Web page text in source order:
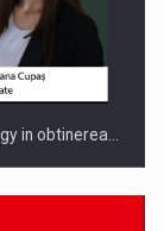
in obtinerea…